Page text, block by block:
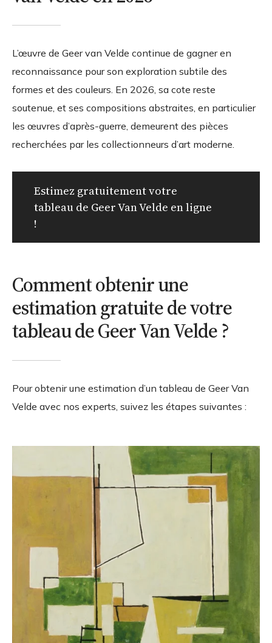
L’œuvre de Geer van Velde continue de gagner en
reconnaissance pour son exploration subtile des
formes et des couleurs. En 2026, sa cote reste
soutenue, et ses compositions abstraites, en particulier
les œuvres d’après-guerre, demeurent des pièces
recherchées par les collectionneurs d’art moderne.
Estimez gratuitement votre
tableau de Geer Van Velde en ligne
!
Comment obtenir une
estimation gratuite de votre
tableau de Geer Van Velde ?
Pour obtenir une estimation d’un tableau de Geer Van
Velde avec nos experts, suivez les étapes suivantes :